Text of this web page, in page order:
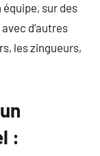
sur des
d’autres
les zingueurs,
: